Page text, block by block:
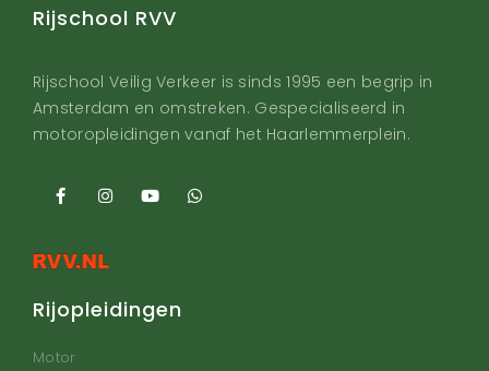
Rijschool RVV
Rijschool Veilig Verkeer is sinds 1995 een begrip in
Amsterdam en omstreken. Gespecialiseerd in
motoropleidingen vanaf het Haarlemmerplein.
Rijopleidingen
Motor